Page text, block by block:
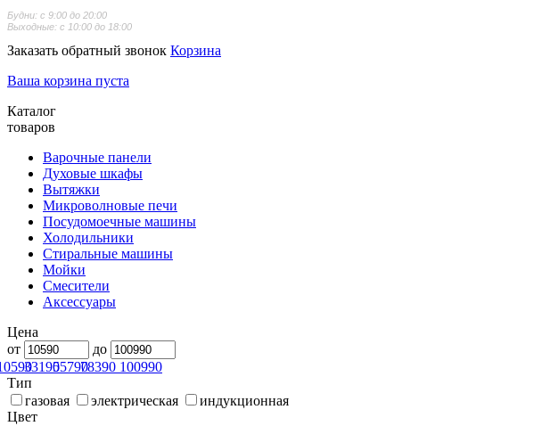
Будни: с 9:00 до 20:00
Выходные: с 10:00 до 18:00
Заказать обратный звонок Корзина
Ваша корзина пуста
Каталог
товаров
Варочные панели
Духовые шкафы
Вытяжки
Микроволновые печи
Посудомоечные машины
Холодильники
Стиральные машины
Мойки
Смесители
Аксессуары
Цена
от
до
331905579078390 100990
Тип
газовая
электрическая
индукционная
Цвет